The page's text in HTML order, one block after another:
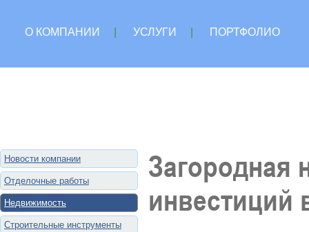
О КОМПАНИИ УСЛУГИ
ПОРТФОЛИО
Новости компании
Отделочные работы
Недвижимость
Строительные инструменты
Загородная
инвестиций